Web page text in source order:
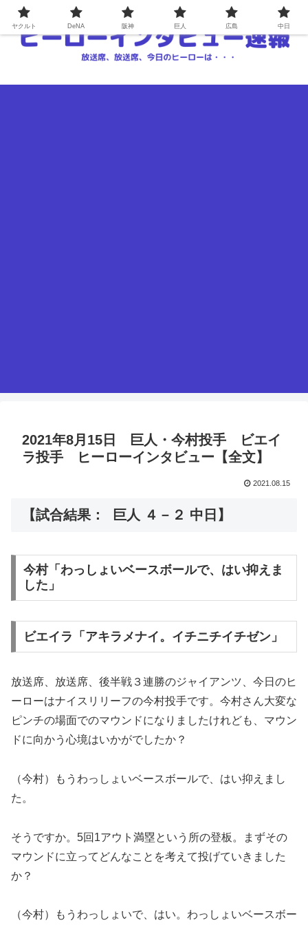
2021年8月15日 巨人・今村投手 ビエイ
ラ投手 ヒーローインタビュー【全文】
2021.08.15
【試合結果： 巨人 ４－２ 中日】
今村「わっしょいベースボールで、はい抑えま
した」
ビエイラ「アキラメナイ。イチニチイチゼン」
放送席、放送席、後半戦３連勝のジャイアンツ、今日のヒ
ーローはナイスリリーフの今村投手です。今村さん大変な
ピンチの場面でのマウンドになりましたけれども、マウン
ドに向かう心境はいかがでしたか？
（今村）もうわっしょいベースボールで、はい抑えまし
た。
そうですか。5回1アウト満塁という所の登板。まずその
マウンドに立ってどんなことを考えて投げていきました
か？
（今村）もうわっしょいで、はい。わっしょいベースボー
ヤクルト DeNA 阪神 巨人 広島 中日